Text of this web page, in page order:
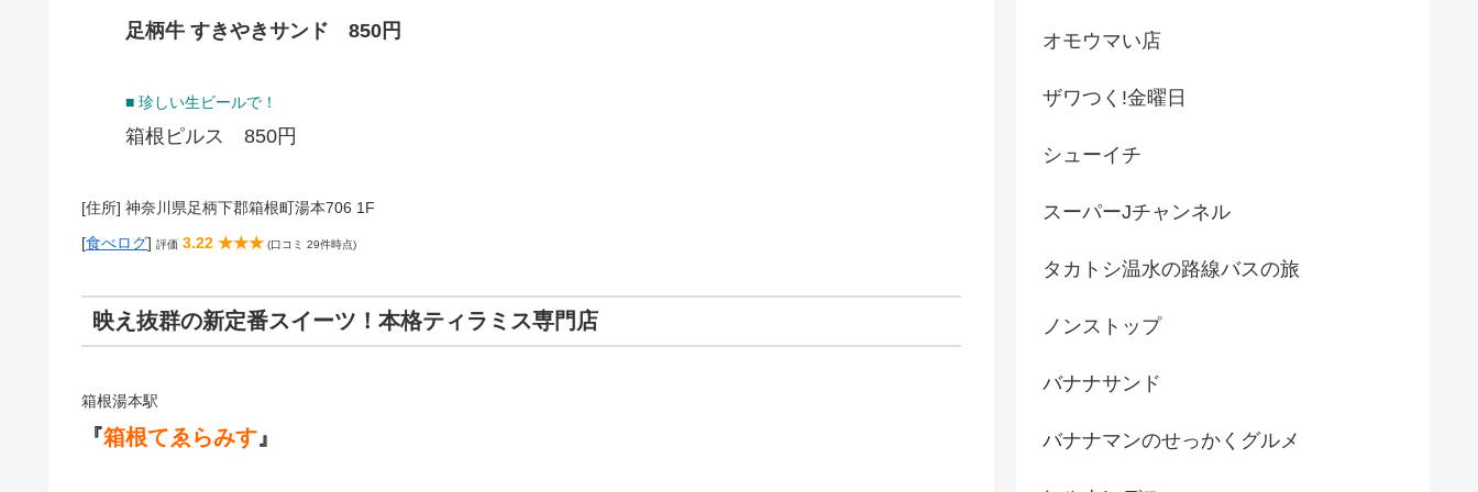
足柄牛 すきやきサンド 850円
■ 珍しい生ビールで！
箱根ピルス 850円
[住所] 神奈川県足柄下郡箱根町湯本706 1F
[食べログ] 評価 3.22 ★★★ (口コミ 29件時点)
映え抜群の新定番スイーツ！本格ティラミス専門店
箱根湯本駅
『箱根てゑらみす』
オモウマい店
ザワつく!金曜日
シューイチ
スーパーJチャンネル
タカトシ温水の路線バスの旅
ノンストップ
バナナサンド
バナナマンのせっかくグルメ